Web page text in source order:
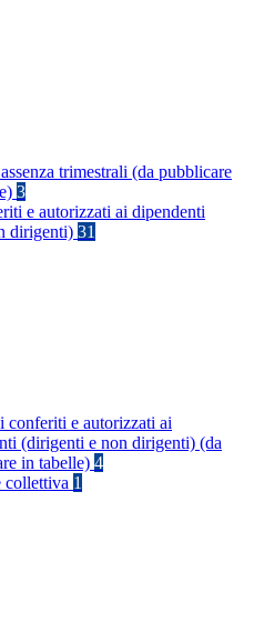
trimestrali (da pubblicare
3
e autorizzati ai dipendenti
dirigenti) 31
conferiti e autorizzati ai
(dirigenti e non dirigenti) (da
in tabelle) 4
collettiva 1